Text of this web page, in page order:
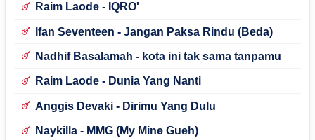
Raim Laode - IQRO'
Ifan Seventeen - Jangan Paksa Rindu (Beda)
Nadhif Basalamah - kota ini tak sama tanpamu
Raim Laode - Dunia Yang Nanti
Anggis Devaki - Dirimu Yang Dulu
Naykilla - MMG (My Mine Gueh)